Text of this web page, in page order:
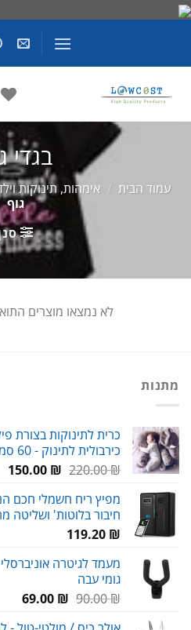
בגדי
עמוד הבית / אימהות, תינוקות
גוף
לא נמצאו מוצרים
מתנות
כרית לתינוקות בצורת
כירבולית לתינוק - 60 סמ'
220.00₪
המחיר
היה:
220.00 ₪.
150.00 ₪
מפיץ ריח חשמלי חכם
חיבור בלוטות' ושליטה
119.20 ₪
מעמד לגיטרה
גומי עבה
90.00₪
המחיר69.00 ₪